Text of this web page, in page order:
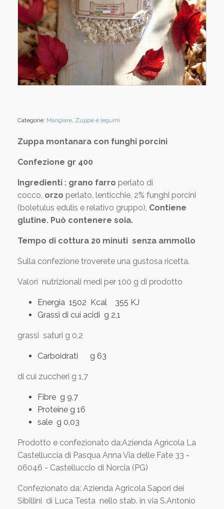
Categorie: Mangiare, Zuppe e legumi
Zuppa montanara con funghi porcini
Confezione gr 400
Ingredienti : grano farro perlato di
cocco, orzo perlato, lenticchie, 2% funghi porcini
(boletulus edulis e relativo gruppo), Contiene
glutine. Può contenere soia.
Tempo di cottura 20 minuti senza ammollo
Sulla confezione troverete una gustosa ricetta.
Valori nutrizionali medi per 100 g di prodotto
Energia 1502 Kcal 355 KJ
Grassi di cui acidi g 2,1
grassi saturi g 0,2
Carboidrati g 63
di cui zuccheri g 1,7
Fibre g 9,7
Proteine g 16
sale g 0,03
Prodotto e confezionato da:Azienda Agricola La
Castelluccia di Pasqua Anna Via delle Fate 33 -
06046 - Castelluccio di Norcia (PG)
Confezionato da: Azienda Agricola Sapori dei
Sibillini di Luca Testa nello stab. in via S.Antonio